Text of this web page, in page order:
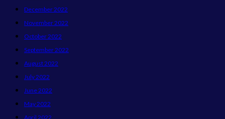
December 2022
November 2022
October 2022
September 2022
August 2022
July 2022
June 2022
May 2022
April 2022